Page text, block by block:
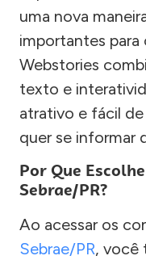
uma nova
importantes para
Webstories
texto e
atrativo e fácil
quer se informar
Por Que
Sebrae/PR?
Ao acessar os
Sebrae/PR, você